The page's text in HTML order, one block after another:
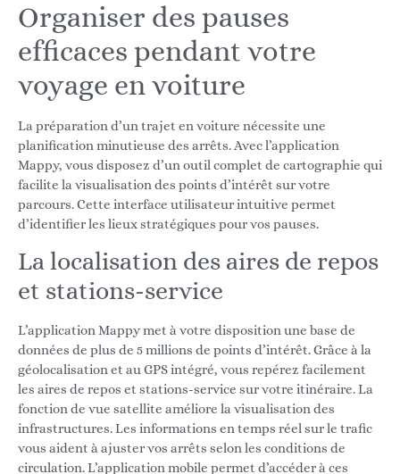
Organiser des pauses
efficaces pendant votre
voyage en voiture
La préparation d’un trajet en voiture nécessite une
planification minutieuse des arrêts. Avec l’application
Mappy, vous disposez d’un outil complet de cartographie qui
facilite la visualisation des points d’intérêt sur votre
parcours. Cette interface utilisateur intuitive permet
d’identifier les lieux stratégiques pour vos pauses.
La localisation des aires de repos
et stations-service
L’application Mappy met à votre disposition une base de
données de plus de 5 millions de points d’intérêt. Grâce à la
géolocalisation et au GPS intégré, vous repérez facilement
les aires de repos et stations-service sur votre itinéraire. La
fonction de vue satellite améliore la visualisation des
infrastructures. Les informations en temps réel sur le trafic
vous aident à ajuster vos arrêts selon les conditions de
circulation. L’application mobile permet d’accéder à ces